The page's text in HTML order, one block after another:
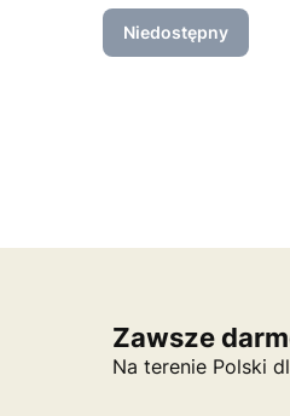
Niedostępny
Zawsze
Na terenie Polski